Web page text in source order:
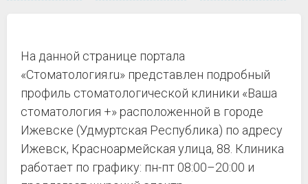
На данной странице портала
«Стоматология.ru» представлен подробный
профиль стоматологической клиники «Ваша
стоматология +» расположенной в городе
Ижевске (Удмуртская Республика) по адресу
Ижевск, Красноармейская улица, 88. Клиника
работает по графику: пн-пт 08:00–20:00 и